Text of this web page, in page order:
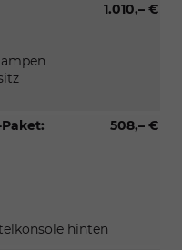
1.010,– €
508,– €
hinten